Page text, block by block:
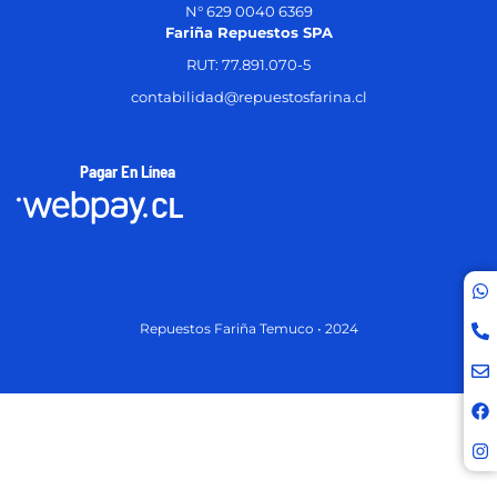
N° 629 0040 6369
Fariña Repuestos SPA
RUT: 77.891.070-5
contabilidad@repuestosfarina.cl
Pagar En Línea
Repuestos Fariña Temuco • 2024